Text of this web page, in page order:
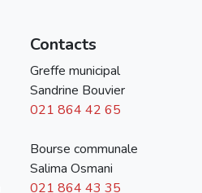
Contacts
Greffe municipal
Sandrine Bouvier
021 864 42 65
Bourse communale
Salima Osmani
021 864 43 35